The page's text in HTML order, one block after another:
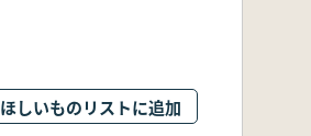
ほしいものリストに追加